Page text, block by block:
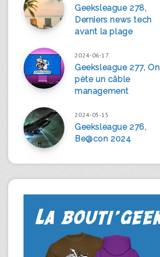
Geeksleague 278,
Derniers news tech
avant la plage
2024-06-17
Geeksleague 277, On
pète un câble
management
2024-05-15
Geeksleague 276,
Be@con 2024